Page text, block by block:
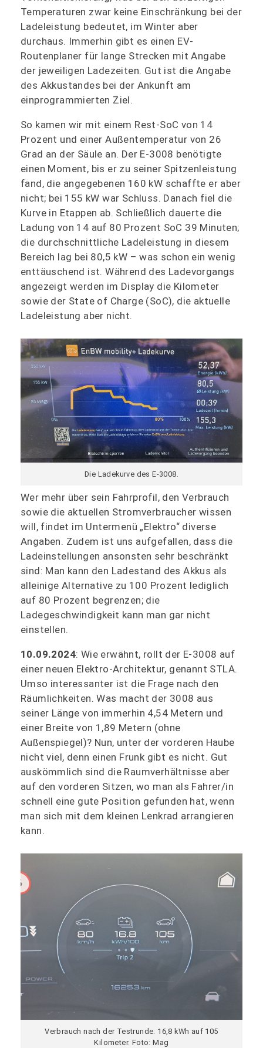
Temperaturen zwar keine Einschränkung bei der
Ladeleistung bedeutet, im Winter aber
durchaus. Immerhin gibt es einen EV-
Routenplaner für lange Strecken mit Angabe
der jeweiligen Ladezeiten. Gut ist die Angabe
des Akkustandes bei der Ankunft am
einprogrammierten Ziel.
So kamen wir mit einem Rest-SoC von 14
Prozent und einer Außentemperatur von 26
Grad an der Säule an. Der E-3008 benötigte
einen Moment, bis er zu seiner Spitzenleistung
fand, die angegebenen 160 kW schaffte er aber
nicht; bei 155 kW war Schluss. Danach fiel die
Kurve in Etappen ab. Schließlich dauerte die
Ladung von 14 auf 80 Prozent SoC 39 Minuten;
die durchschnittliche Ladeleistung in diesem
Bereich lag bei 80,5 kW – was schon ein wenig
enttäuschend ist. Während des Ladevorgangs
angezeigt werden im Display die Kilometer
sowie der State of Charge (SoC), die aktuelle
Ladeleistung aber nicht.
Die Ladekurve des E-3008.
Wer mehr über sein Fahrprofil, den Verbrauch
sowie die aktuellen Stromverbraucher wissen
will, findet im Untermenü „Elektro“ diverse
Angaben. Zudem ist uns aufgefallen, dass die
Ladeinstellungen ansonsten sehr beschränkt
sind: Man kann den Ladestand des Akkus als
alleinige Alternative zu 100 Prozent lediglich
auf 80 Prozent begrenzen; die
Ladegeschwindigkeit kann man gar nicht
einstellen.
10.09.2024: Wie erwähnt, rollt der E-3008 auf
einer neuen Elektro-Architektur, genannt STLA.
Umso interessanter ist die Frage nach den
Räumlichkeiten. Was macht der 3008 aus
seiner Länge von immerhin 4,54 Metern und
einer Breite von 1,89 Metern (ohne
Außenspiegel)? Nun, unter der vorderen Haube
nicht viel, denn einen Frunk gibt es nicht. Gut
auskömmlich sind die Raumverhältnisse aber
auf den vorderen Sitzen, wo man als Fahrer/in
schnell eine gute Position gefunden hat, wenn
man sich mit dem kleinen Lenkrad arrangieren
kann.
Verbrauch nach der Testrunde: 16,8 kWh auf 105
Kilometer. Foto: Mag